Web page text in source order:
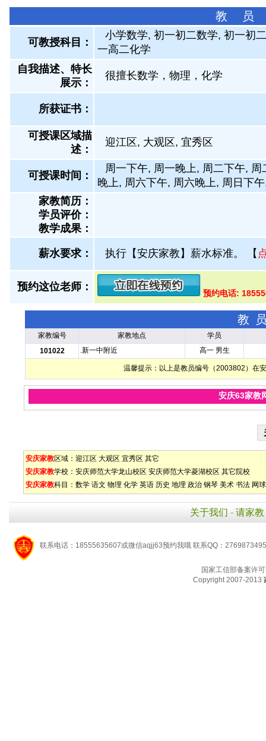
教 员
可教授科目：
小学数学, 初一初二数学, 初一初
一高二化学
自我描述、特长
展示 ：
很擅长数学，物理，化学
所获证书 ：
可授课区域描
述：
迎江区, 大观区, 宜秀区
可授课时间：
周一下午, 周一晚上, 周二下午,
晚上, 周六下午, 周六晚上, 周日下
家教简历：
学员评价：
教学成果：
薪水要求： 执行【安庆家教】薪水标准。 【
预约这位老师：
预约电话:
教
家教编号 家教地点
学员
101022
.新一中附近 高一 男生
温馨提示：以上是教员编号（2003802）在
安庆63家教
安庆家教区域： 迎江区 大观区 宜秀区 其它
安庆家教学校： 安庆师范大学龙山校区 安庆师范大学菱湖校区 其它院校
安庆家教科目： 数学 语文 物理 化学 英语 历史 地理 政治 钢琴 美术 书法 网球
关于我们 - 请家教
联系电话：18555635607或微信aqjj63预约我哦 联系QQ：
国家工信部备案许
Copyright 2007-2013